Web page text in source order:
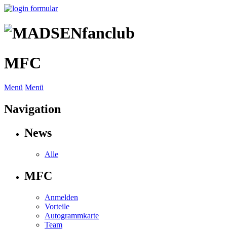
MFC
Menü Menü
Navigation
News
Alle
MFC
Anmelden
Vorteile
Autogrammkarte
Team